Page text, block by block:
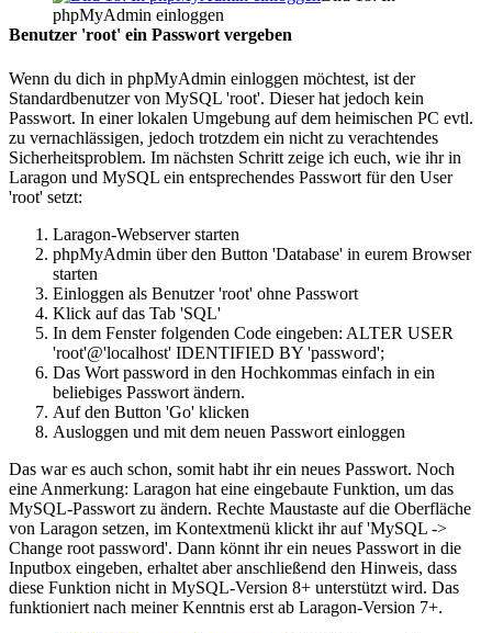
phpMyAdmin einloggen
Benutzer 'root' ein Passwort vergeben
Wenn du dich in phpMyAdmin einloggen möchtest, ist der
Standardbenutzer von MySQL 'root'. Dieser hat jedoch kein
Passwort. In einer lokalen Umgebung auf dem heimischen PC evtl.
zu vernachlässigen, jedoch trotzdem ein nicht zu verachtendes
Sicherheitsproblem. Im nächsten Schritt zeige ich euch, wie ihr in
Laragon und MySQL ein entsprechendes Passwort für den User
'root' setzt:
Laragon-Webserver starten
phpMyAdmin über den Button 'Database' in eurem Browser
starten
Einloggen als Benutzer 'root' ohne Passwort
Klick auf das Tab 'SQL'
In dem Fenster folgenden Code eingeben: ALTER USER
'root'@'localhost' IDENTIFIED BY 'password';
Das Wort password in den Hochkommas einfach in ein
beliebiges Passwort ändern.
Auf den Button 'Go' klicken
Ausloggen und mit dem neuen Passwort einloggen
Das war es auch schon, somit habt ihr ein neues Passwort. Noch
eine Anmerkung: Laragon hat eine eingebaute Funktion, um das
MySQL-Passwort zu ändern. Rechte Maustaste auf die Oberfläche
von Laragon setzen, im Kontextmenü klickt ihr auf 'MySQL ->
Change root password'. Dann könnt ihr ein neues Passwort in die
Inputbox eingeben, erhaltet aber anschließend den Hinweis, dass
diese Funktion nicht in MySQL-Version 8+ unterstützt wird. Das
funktioniert nach meiner Kenntnis erst ab Laragon-Version 7+.